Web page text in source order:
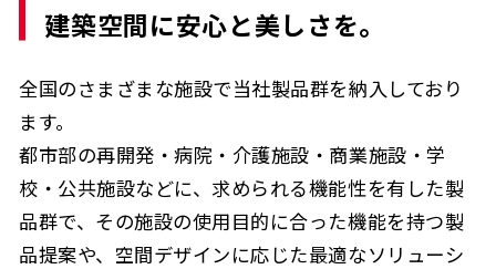
全国のさまざまな施設で当社製品群を納入しており
ます。
都市部の再開発・病院・介護施設・商業施設・学
校・公共施設などに、求められる機能性を有した製
品群で、その施設の使用目的に合った機能を持つ製
品提案や、空間デザインに応じた最適なソリューシ
建築空間に安心と美しさを。